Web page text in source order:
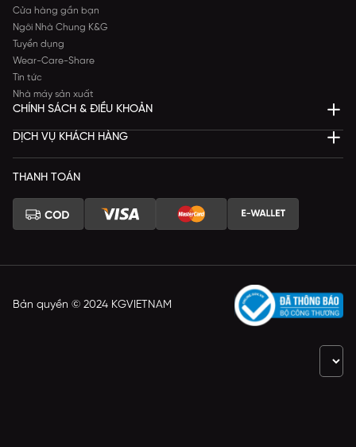
Cửa hàng gần bạn
Ngôi Nhà Chung K&G
Tuyển dụng
Wear-Care-Share
Tin tức
Nhà máy sản xuất
CHÍNH SÁCH & ĐIỀU KHOẢN
DỊCH VỤ KHÁCH HÀNG
THANH TOÁN
Bản quyền © 2024 KGVIETNAM